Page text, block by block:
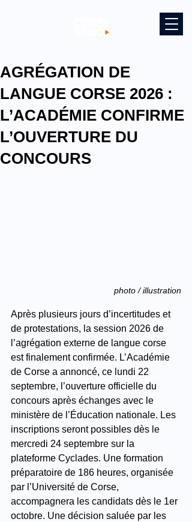
AGRÉGATION DE
LANGUE CORSE 2026 :
L’ACADÉMIE CONFIRME
L’OUVERTURE DU
CONCOURS
photo / illustration
Après plusieurs jours d’incertitudes et
de protestations, la session 2026 de
l’agrégation externe de langue corse
est finalement confirmée. L’Académie
de Corse a annoncé, ce lundi 22
septembre, l’ouverture officielle du
concours après échanges avec le
ministère de l’Éducation nationale. Les
inscriptions seront possibles dès le
mercredi 24 septembre sur la
plateforme Cyclades. Une formation
préparatoire de 186 heures, organisée
par l’Université de Corse,
accompagnera les candidats dès le 1er
octobre. Une décision saluée par les